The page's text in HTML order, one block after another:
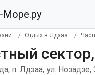
Море.ру
Отдых в Лдзаа
п. Лдзаа, ул. Нозадзе,